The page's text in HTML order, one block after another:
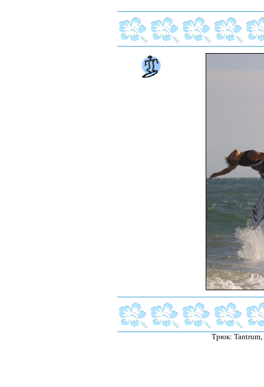
Трюк: Tantrum,